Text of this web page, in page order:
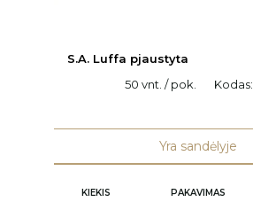
S.A. Luffa pjaustyta
50 vnt. / pok.
Kodas:
Yra sandėlyje
KIEKIS PAKAVIMAS